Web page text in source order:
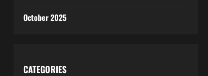
October 2025
CATEGORIES